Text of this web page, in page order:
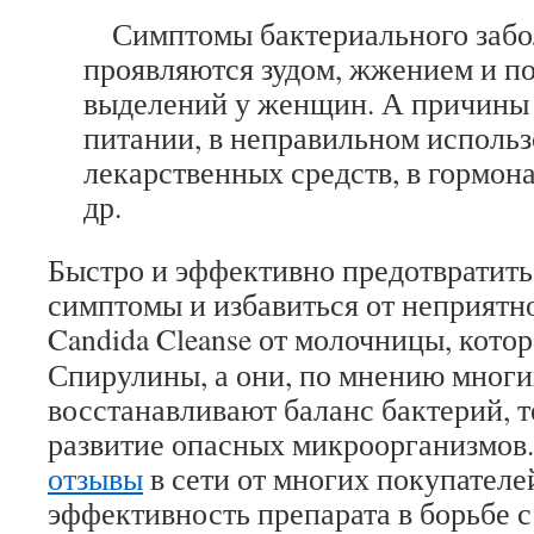
Симптомы бактериального
проявляются зудом, жжением и
выделений у женщин. А причины
питании, в неправильном
лекарственных средств, в
др.
Быстро и эффективно
симптомы и избавиться от
Candida Cleanse от молочницы,
Спирулины, а они, по мнению
восстанавливают баланс
развитие опасных
отзывыв сети от многих
эффективность препарата в борьбе